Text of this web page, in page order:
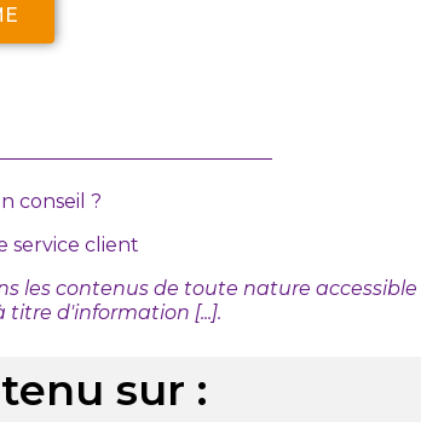
conseil ?
service client
les contenus de toute nature accessible
titre d'information [...].
sur :